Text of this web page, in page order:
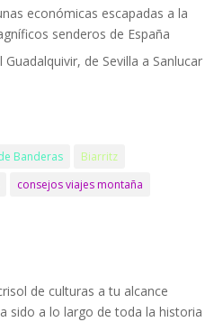
económicas escapadas a la
senderos de España
Guadalquivir, de Sevilla a Sanlucar
Banderas
Biarritz
consejos viajes montaña
de culturas a tu alcance
sido a lo largo de toda la historia